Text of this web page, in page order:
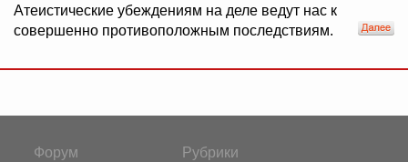
Атеистические убеждениям на деле ведут нас к
совершенно противоположным последствиям.
Форум
Рубрики